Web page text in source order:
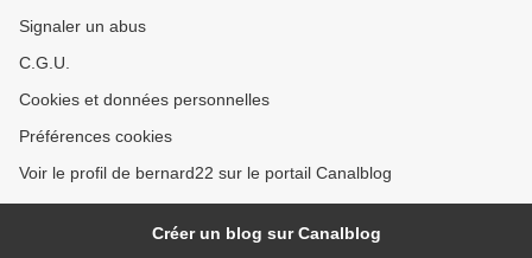
Signaler un abus
C.G.U.
Cookies et données personnelles
Préférences cookies
Voir le profil de bernard22 sur le portail Canalblog
Créer un blog sur Canalblog